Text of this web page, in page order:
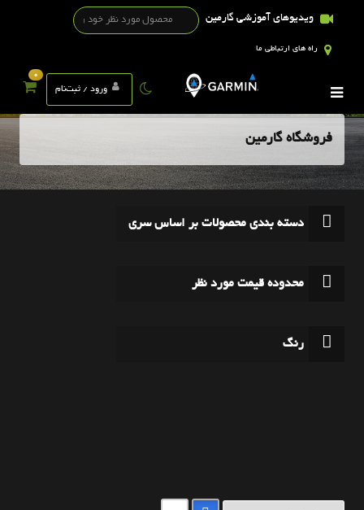
ویدیوهای آموزشی گارمین
راه های ارتباطی ما
ورود / ثبت‌نام
0
فروشگاه گارمین
دسته بندی محصولات بر اساس سری
محدوده قیمت مورد نظر
رنگ